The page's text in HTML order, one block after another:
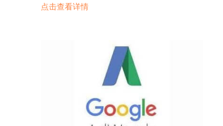
介绍如何创建 WhatsApp 聊天链接，也是就是
点击查看详情